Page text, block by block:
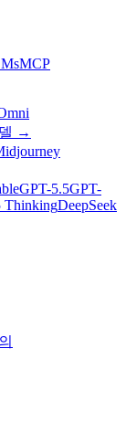
MCP
→
GPT-5.5GPT-
ThinkingDeepSeek